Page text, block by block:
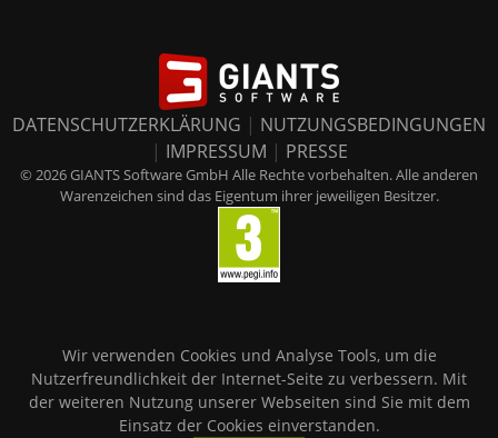
DATENSCHUTZERKLÄRUNG | NUTZUNGSBEDINGUNGEN
| IMPRESSUM | PRESSE
© 2026 GIANTS Software GmbH Alle Rechte vorbehalten. Alle anderen
Warenzeichen sind das Eigentum ihrer jeweiligen Besitzer.
Wir verwenden Cookies und Analyse Tools, um die
Nutzerfreundlichkeit der Internet-Seite zu verbessern. Mit
der weiteren Nutzung unserer Webseiten sind Sie mit dem
Einsatz der Cookies einverstanden.